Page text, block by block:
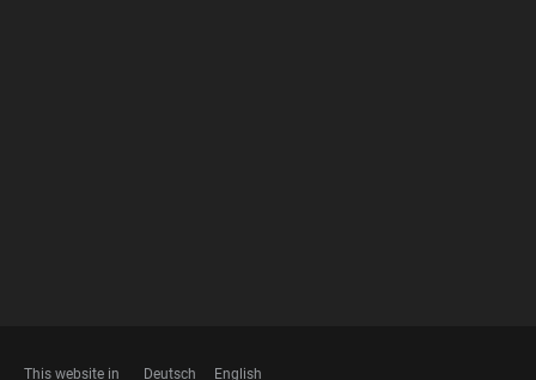
This website in Deutsch English